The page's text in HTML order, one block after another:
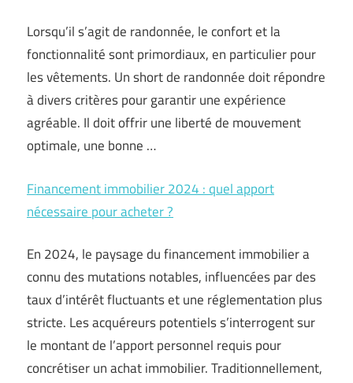
Lorsqu’il s’agit de randonnée, le confort et la
fonctionnalité sont primordiaux, en particulier pour
les vêtements. Un short de randonnée doit répondre
à divers critères pour garantir une expérience
agréable. Il doit offrir une liberté de mouvement
optimale, une bonne …
Financement immobilier 2024 : quel apport
nécessaire pour acheter ?
En 2024, le paysage du financement immobilier a
connu des mutations notables, influencées par des
taux d’intérêt fluctuants et une réglementation plus
stricte. Les acquéreurs potentiels s’interrogent sur
le montant de l’apport personnel requis pour
concrétiser un achat immobilier. Traditionnellement,